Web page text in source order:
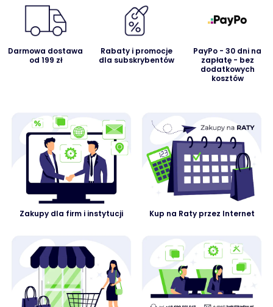
Darmowa dostawa
od 199 zł
Rabaty i promocje
dla subskrybentów
PayPo - 30 dni na
zapłatę - bez
dodatkowych
kosztów
Zakupy dla firm i instytucji Kup na Raty przez Internet